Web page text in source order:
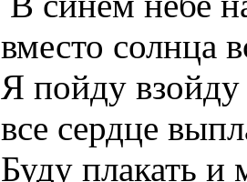
вместо солнца
Я пойду
все сердце
Буду плакать и